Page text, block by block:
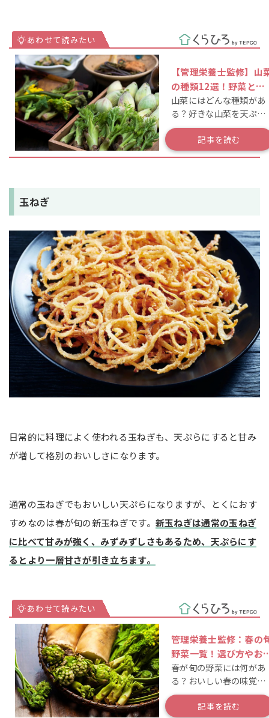
【管理栄養士監修】山
の種類12選！野菜との
違いや食べ方・レシピ
紹介
山菜にはどんな種類があ
る？好きな山菜を天ぷら
にしよう！
記事を読む
玉ねぎ
日常的に料理によく使われる玉ねぎも、天ぷらにすると甘み
が増して格別のおいしさになります。
通常の玉ねぎでもおいしい天ぷらになりますが、とくにおす
すめなのは春が旬の新玉ねぎです。 新玉ねぎは通常の玉ねぎ
に比べて甘みが強く、みずみずしさもあるため、天ぷらにす
るとより一層甘さが引き立ちます。
管理栄養士監修：春の
野菜一覧！選び方やお
すめレシピを紹介
春が旬の野菜には何があ
る？おいしい春の味覚を
味わおう！
記事を読む